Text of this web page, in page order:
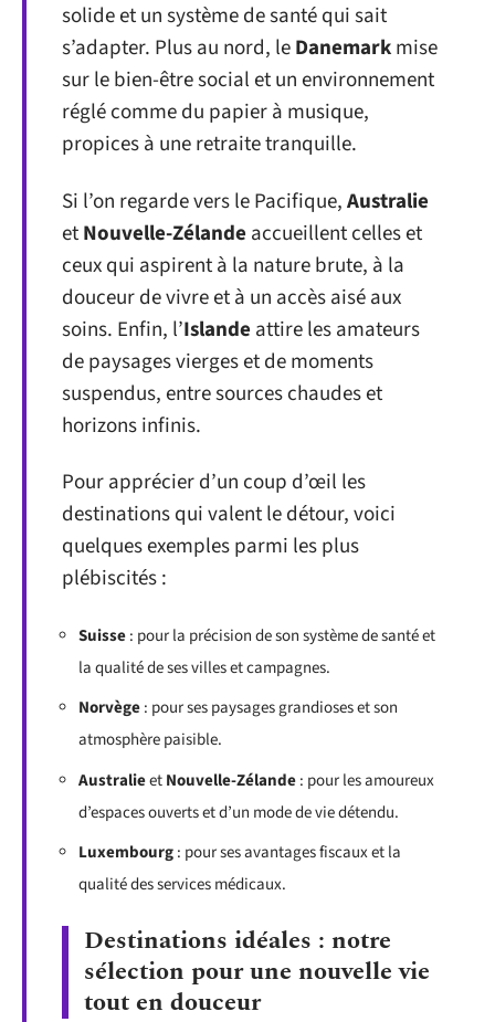
solide et un système de santé qui sait
s’adapter. Plus au nord, leDanemarkmise
sur le bien-être social et un environnement
réglé comme du papier à musique,
propices à une retraite tranquille.
Si l’on regarde vers le Pacifique,Australie
etNouvelle-Zélande accueillent celles et
ceux qui aspirent à la nature brute, à la
douceur de vivre et à un accès aisé aux
soins. Enfin, l’Islande attire les amateurs
de paysages vierges et de moments
suspendus, entre sources chaudes et
horizons infinis.
Pour apprécier d’un coup d’œil les
destinations qui valent le détour, voici
quelques exemples parmi les plus
plébiscités :
Suisse: pour la précision de son système de santé et
la qualité de ses villes et campagnes.
Norvège: pour ses paysages grandioses et son
atmosphère paisible.
AustralieetNouvelle-Zélande: pour les amoureux
d’espaces ouverts et d’un mode de vie détendu.
Luxembourg: pour ses avantages fiscaux et la
qualité des services médicaux.
Destinations idéales : notre
sélection pour une nouvelle vie
tout en douceur